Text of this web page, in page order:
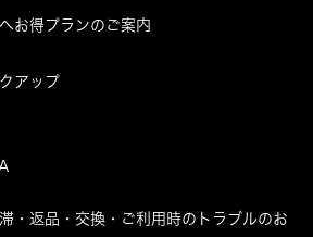
お得プランのご案内
アップ
・返品・交換・ご利用時のトラブルのお